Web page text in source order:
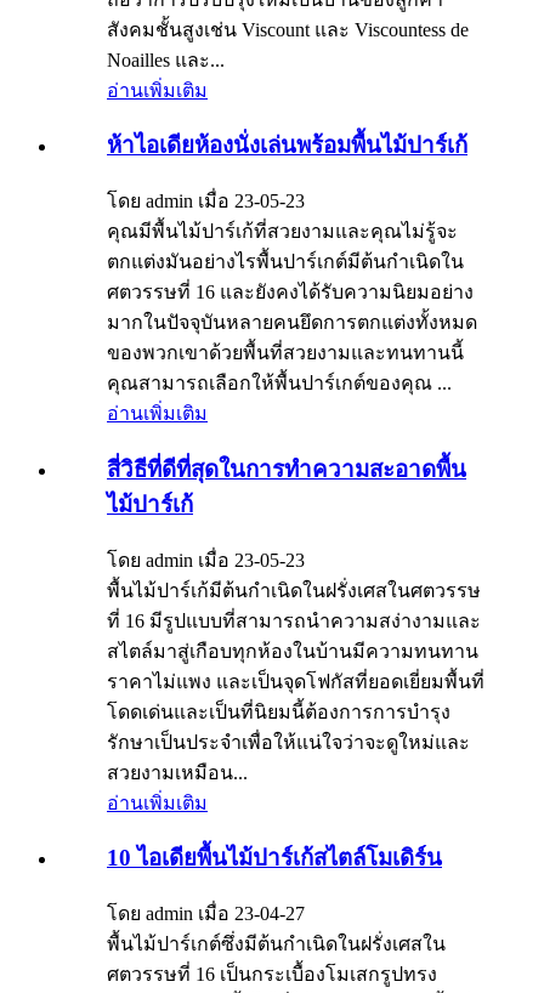
สังคมชั้นสูงเช่น Viscount และ Viscountess de
Noailles และ...
อ่านเพิ่มเติม
ห้าไอเดียห้องนั่งเล่นพร้อมพื้นไม้ปาร์เก้
โดย admin เมื่อ 23-05-23
คุณมีพื้นไม้ปาร์เก้ที่สวยงามและคุณไม่รู้จะ
ตกแต่งมันอย่างไรพื้นปาร์เกต์มีต้นกำเนิดใน
ศตวรรษที่ 16 และยังคงได้รับความนิยมอย่าง
มากในปัจจุบันหลายคนยึดการตกแต่งทั้งหมด
ของพวกเขาด้วยพื้นที่สวยงามและทนทานนี้
คุณสามารถเลือกให้พื้นปาร์เกต์ของคุณ ...
อ่านเพิ่มเติม
สี่วิธีที่ดีที่สุดในการทำความสะอาดพื้น
ไม้ปาร์เก้
โดย admin เมื่อ 23-05-23
พื้นไม้ปาร์เก้มีต้นกำเนิดในฝรั่งเศสในศตวรรษ
ที่ 16 มีรูปแบบที่สามารถนำความสง่างามและ
สไตล์มาสู่เกือบทุกห้องในบ้านมีความทนทาน
ราคาไม่แพง และเป็นจุดโฟกัสที่ยอดเยี่ยมพื้นที่
โดดเด่นและเป็นที่นิยมนี้ต้องการการบำรุง
รักษาเป็นประจำเพื่อให้แน่ใจว่าจะดูใหม่และ
สวยงามเหมือน...
อ่านเพิ่มเติม
10 ไอเดียพื้นไม้ปาร์เก้สไตล์โมเดิร์น
โดย admin เมื่อ 23-04-27
พื้นไม้ปาร์เกต์ซึ่งมีต้นกำเนิดในฝรั่งเศสใน
ศตวรรษที่ 16 เป็นกระเบื้องโมเสกรูปทรง